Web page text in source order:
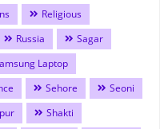
Religious
Russia
Sagar
Laptop
Sehore
Seoni
Shakti